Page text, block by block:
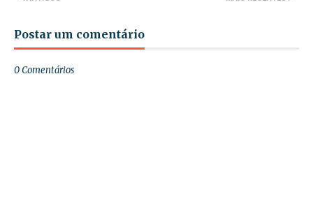
Postar um comentário
0 Comentários